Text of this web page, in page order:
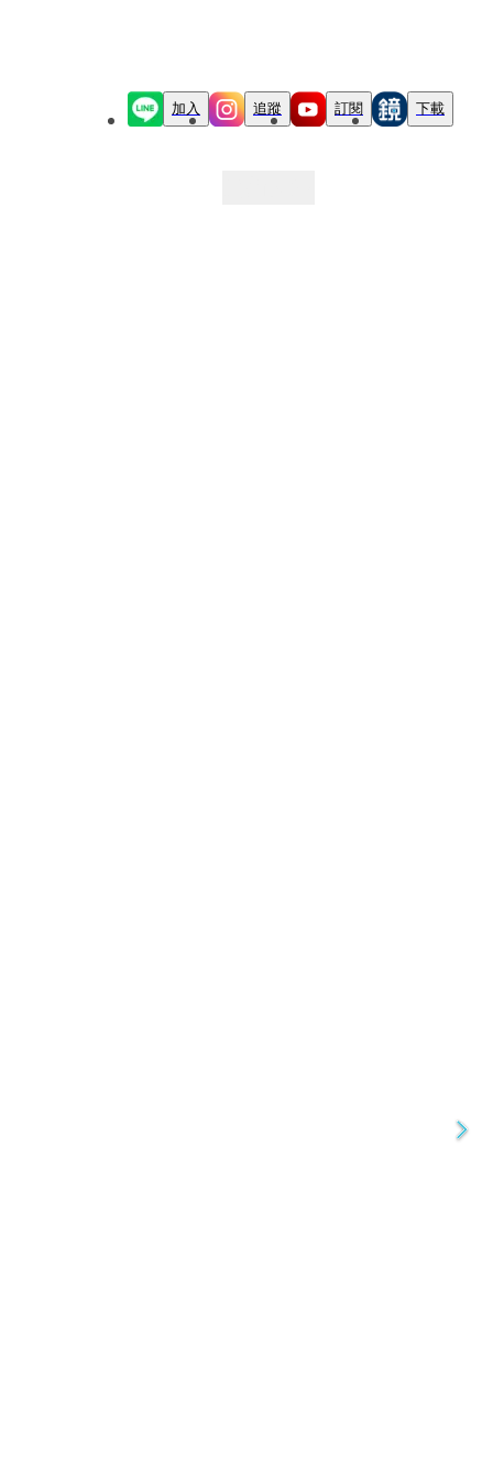
加入 追蹤 訂閱 下載